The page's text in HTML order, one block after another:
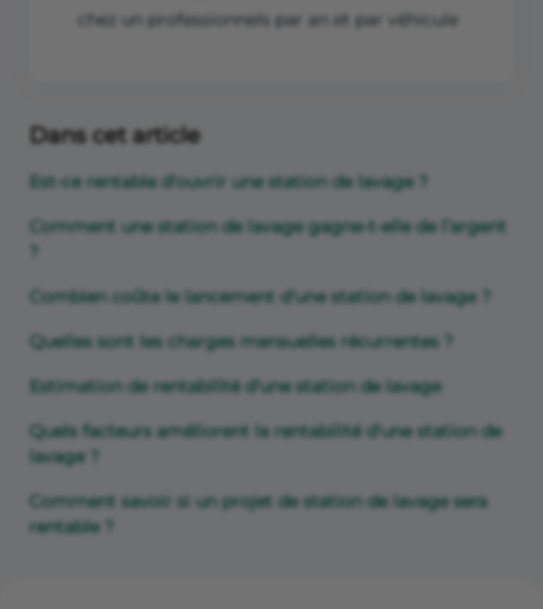
chez un professionnels par an et par véhicule
Dans cet article
Est-ce rentable d'ouvrir une station de lavage ?
Comment une station de lavage gagne-t-elle de l’argent
?
Combien coûte le lancement d'une station de lavage ?
Quelles sont les charges mensuelles récurrentes ?
Estimation de rentabilité d'une station de lavage
Quels facteurs améliorent la rentabilité d'une station de
lavage ?
Comment savoir si un projet de station de lavage sera
rentable ?